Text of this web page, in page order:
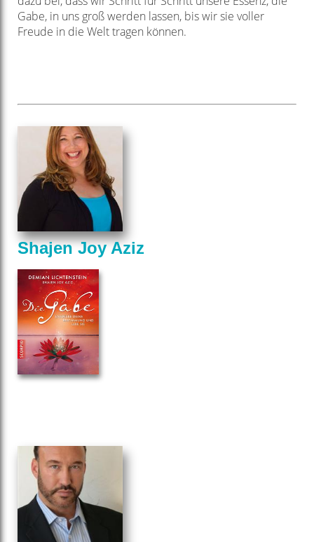
Gabe, in uns groß werden lassen, bis wir sie voller
Freude in die Welt tragen können.
Shajen Joy Aziz